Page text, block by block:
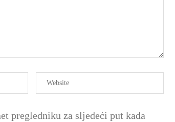
pregledniku za sljedeći put kada